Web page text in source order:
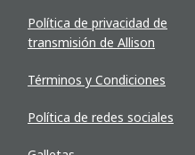
Política de privacidad de
transmisión de Allison
Términos y Condiciones
Política de redes sociales